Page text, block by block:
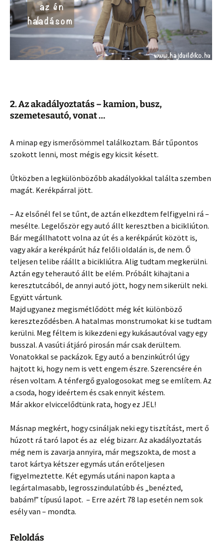
2. Az akadályoztatás – kamion, busz,
szemetesautó, vonat …
A minap egy ismerősömmel találkoztam. Bár tűpontos
szokott lenni, most mégis egy kicsit késett.
Útközben a legkülönbözőbb akadályokkal találta szemben
magát. Kerékpárral jött.
– Az elsőnél fel se tűnt, de aztán elkezdtem felfigyelni rá –
mesélte. Legelőször egy autó állt keresztben a bicikliúton.
Bár megállhatott volna az út és a kerékpárút között is,
vagy akár a kerékpárút ház felőli oldalán is, de nem. Ő
teljesen telibe ráállt a bicikliútra. Alig tudtam megkerülni.
Aztán egy teherautó állt be elém. Próbált kihajtani a
keresztutcából, de annyi autó jött, hogy nem sikerült neki.
Együtt vártunk.
Majd ugyanez megismétlődött még két különböző
kereszteződésben. A hatalmas monstrumokat ki se tudtam
kerülni. Meg féltem is kikezdeni egy kukásautóval vagy egy
busszal. A vasúti átjáró pirosán már csak derültem.
Vonatokkal se packázok. Egy autó a benzinkútról úgy
hajtott ki, hogy nem is vett engem észre. Szerencsére én
résen voltam. A ténfergő gyalogosokat meg se említem. Az
a csoda, hogy ideértem és csak ennyit késtem.
Már akkor elviccelődtünk rata, hogy ez JEL!
Másnap megkért, hogy csináljak neki egy tisztítást, mert ő
húzott rá taró lapot és az elég bizarr. Az akadályoztatás
még nem is zavarja annyira, már megszokta, de most a
tarot kártya kétszer egymás után erőteljesen
figyelmeztette. Két egymás utáni napon kapta a
legártalmasabb, legrosszindulatúbb és „benézted,
babám!” típusú lapot. – Erre azért 78 lap esetén nem sok
esély van – mondta.
Feloldás